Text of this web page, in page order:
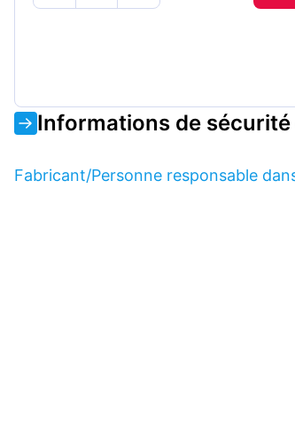
Informations de
Fabricant/Personne responsable